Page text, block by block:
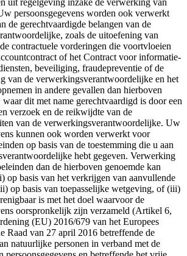
uit regelgeving inzake de verwerking van
persoonsgegevens worden ook verwerkt
de gerechtvaardigde belangen van de
zoals de uitoefening van
contractuele vorderingen die voortvloeien
of het Contract voor informatie-
beveiliging, fraudepreventie of de
van de verwerkingsverantwoordelijke en het
in andere gevallen dan hierboven
waar dit met name gerechtvaardigd is door een
verzoek en de reikwijdte van de
van de verwerkingsverantwoordelijke. Uw
kunnen ook worden verwerkt voor
op basis van de toestemming die u aan
hebt gegeven. Verwerking
dan de hierboven genoemde kan
op basis van het verkrijgen van aanvullende
op basis van toepasselijke wetgeving, of (iii)
is met het doel waarvoor de
oorspronkelijk zijn verzameld (Artikel 6,
(EU) 2016/679 van het Europees
Raad van 27 april 2016 betreffende de
natuurlijke personen in verband met de